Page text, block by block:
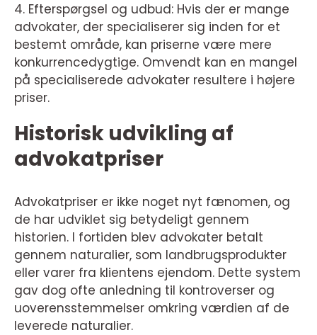
4. Efterspørgsel og udbud: Hvis der er mange
advokater, der specialiserer sig inden for et
bestemt område, kan priserne være mere
konkurrencedygtige. Omvendt kan en mangel
på specialiserede advokater resultere i højere
priser.
Historisk udvikling af
advokatpriser
Advokatpriser er ikke noget nyt fænomen, og
de har udviklet sig betydeligt gennem
historien. I fortiden blev advokater betalt
gennem naturalier, som landbrugsprodukter
eller varer fra klientens ejendom. Dette system
gav dog ofte anledning til kontroverser og
uoverensstemmelser omkring værdien af de
leverede naturalier.